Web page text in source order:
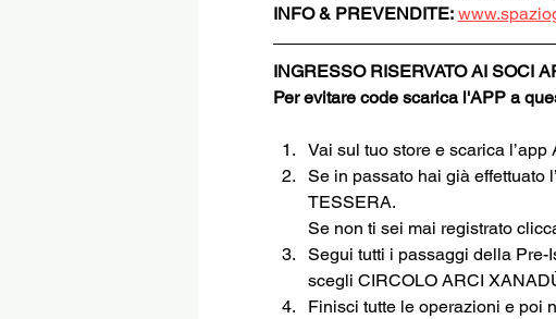
INFO & PREVENDITE:
INGRESSO RISERVATO AI SOCI
Per evitare code scarica l'APP a
Vai sul tuo store e scarica
Se in passato hai già effettuato
TESSERA.
Se non ti sei mai registrato
Segui tutti i passaggi della
scegli CIRCOLO ARCI
Finisci tutte le operazioni e poi